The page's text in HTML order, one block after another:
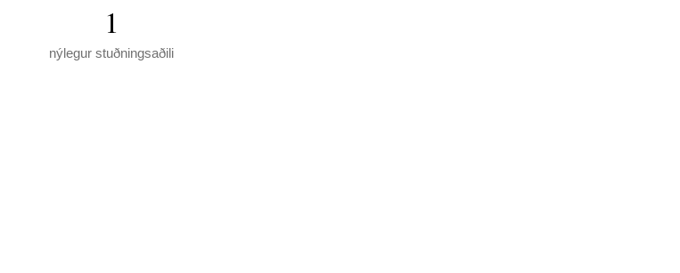
1
nýlegur stuðningsaðili